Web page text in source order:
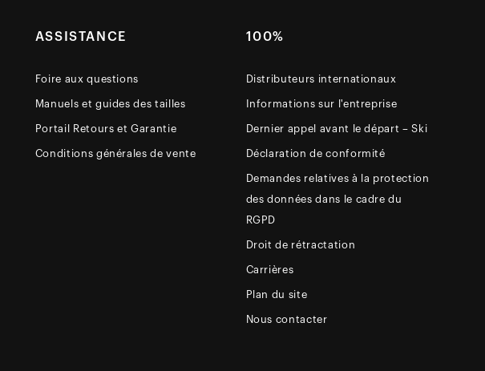
ASSISTANCE
Foire aux questions
Manuels et guides des tailles
Portail Retours et Garantie
Conditions générales de vente
100%
Distributeurs internationaux
Informations sur l'entreprise
Dernier appel avant le départ – Ski
Déclaration de conformité
Demandes relatives à la protection
des données dans le cadre du
RGPD
Droit de rétractation
Carrières
Plan du site
Nous contacter